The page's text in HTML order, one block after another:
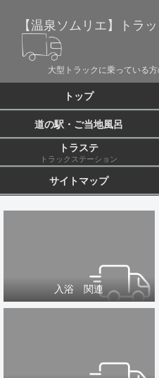
【温泉ソムリエ】トラ
大型トラックに乗っている
トップ
道の駅・ご当地風呂
トラステ
トラックステーション
サイトマップ
入浴 関連